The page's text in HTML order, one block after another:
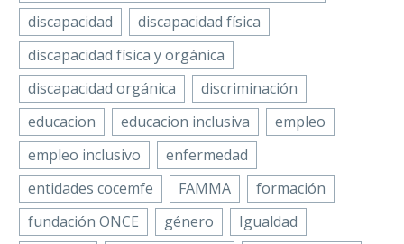
discapacidad
discapacidad física
discapacidad física y orgánica
discapacidad orgánica
discriminación
educacion
educacion inclusiva
empleo
empleo inclusivo
enfermedad
entidades cocemfe
FAMMA
formación
fundación ONCE
género
Igualdad